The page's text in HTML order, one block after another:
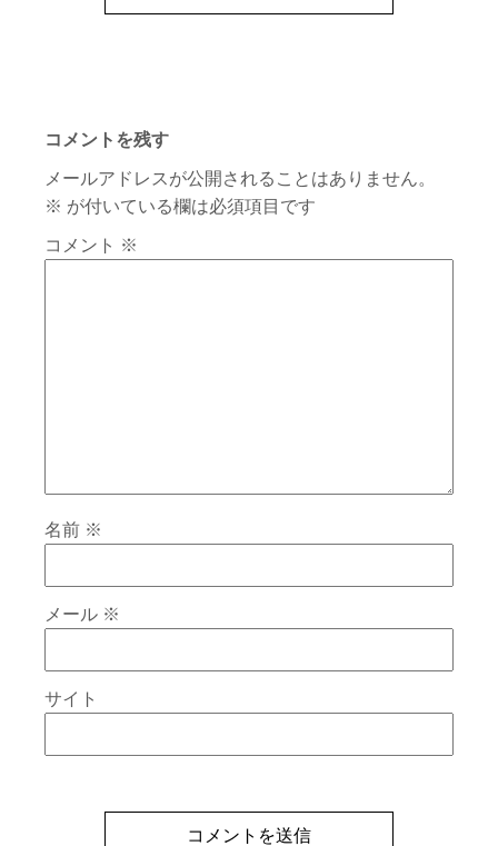
コメントを残す
メールアドレスが公開されることはありません。
※ が付いている欄は必須項目です
コメント ※
名前 ※
メール ※
サイト